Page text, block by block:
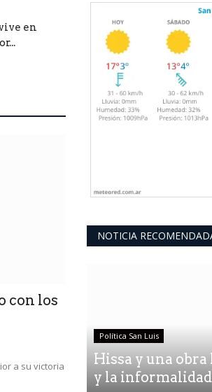
en
con los
a su victoria
NOTICIA
Política San Luis
Hissa y una
y la